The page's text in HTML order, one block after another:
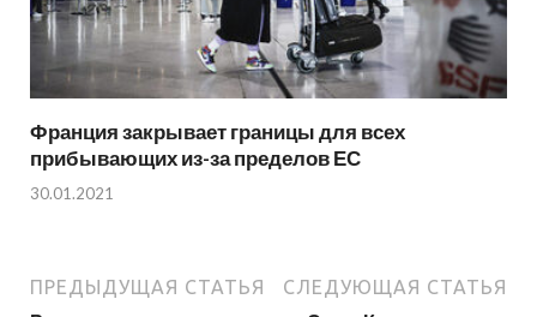
Франция закрывает границы для всех
прибывающих из-за пределов ЕС
30.01.2021
ПРЕДЫДУЩАЯ СТАТЬЯ СЛЕДУЮЩАЯ СТАТЬЯ